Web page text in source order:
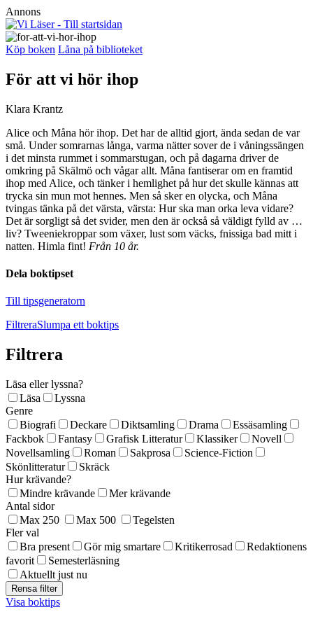
Annons
Köp boken Låna på biblioteket
För att vi hör ihop
Klara Krantz
Alice och Måna hör ihop. Det har de alltid gjort, ända sedan de var
små. Under somrarnas långa, varma nätter sover de i våningssängen
i det minsta rummet i sommarstugan, och på dagarna driver de
omkring på Skälmö och vågar allt. Måna fantiserar om en framtid
ihop med Alice, och tänker i hemlighet på hur det skulle kännas att
trycka sin mun mot hennes. Men så sker en olycka, och Måna
tvingas tänka på det värsta, värsta: Hur ska man orka leva vidare?
Det är sorgligt så det svider, men den är också så väldigt fylld av …
liv? Tweenie­kroppar som växer, lust som väcks, ­fnissiga bad mitt i
natten. Himla fint! Från 10 år.
Dela boktipset
Till tipsgeneratorn
FiltreraSlumpa ett boktips
Filtrera
Läsa eller lyssna?
Läsa
Lyssna
Genre
Biografi
Deckare Diktsamling Drama
Essäsamling
Fackbok
Fantasy Grafisk Litteratur Klassiker
Novell
Novellsamling
Roman Sakprosa
Science-Fiction
Skönlitteratur
Skräck
Hur krävande?
Mindre krävande
Mer krävande
Antal sidor
Max 250
Max 500
Tegelsten
Fler val
Bra present
Gör mig smartare Kritikerrosad
Redaktionens
favorit
Semesterläsning
Aktuellt just nu
Visa boktips